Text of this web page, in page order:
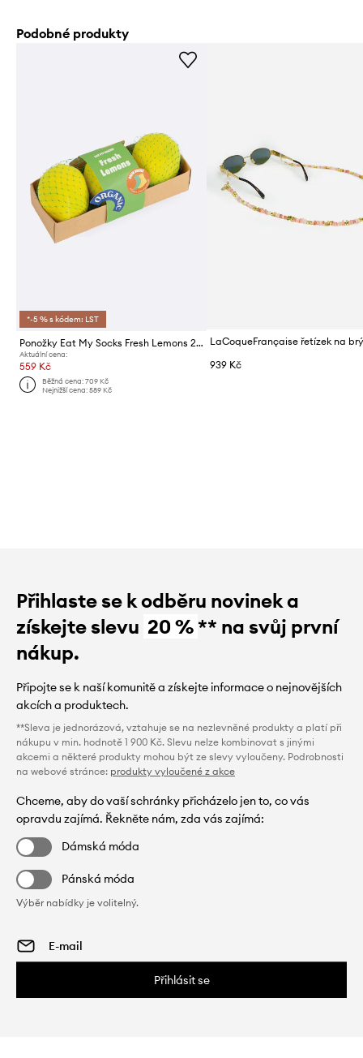
Podobné produkty
*-5 % s kódem: LST
Ponožky Eat My Socks Fresh Lemons 2-pack
Aktuální cena:
559 Kč
Běžná cena:709 Kč
Nejnižší cena:589 Kč
939 Kč
Přihlaste se k odběru novinek a
získejte slevu 20 %** na svůj první
nákup.
Připojte se k naší komunitě a získejte informace o nejnovějších
akcích a produktech.
**Sleva je jednorázová, vztahuje se na nezlevněné produkty a platí při
nákupu v min. hodnotě 1 900 Kč. Slevu nelze kombinovat s jinými
akcemi a některé produkty mohou být ze slevy vyloučeny. Podrobnosti
na webové stránce: produkty vyloučené z akce
Chceme, aby do vaší schránky přicházelo jen to, co vás
opravdu zajímá. Řekněte nám, zda vás zajímá:
Dámská móda
Pánská móda
Výběr nabídky je volitelný.
Přihlásit se